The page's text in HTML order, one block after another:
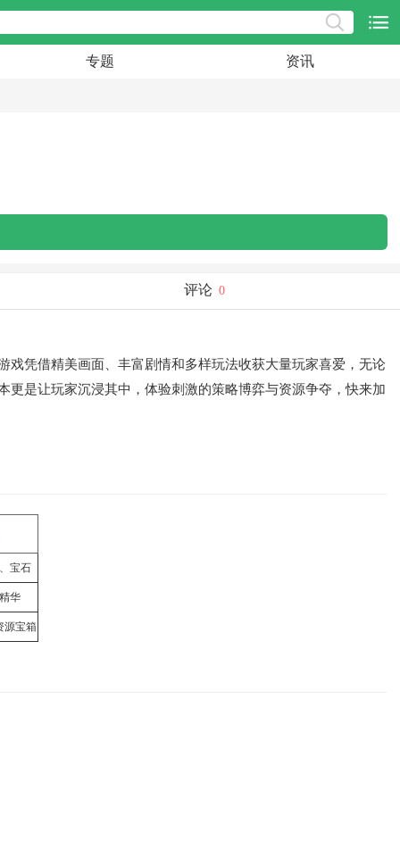
专题 资讯
评论 0
凭借精美画面、丰富剧情和多样玩法收获大量玩家喜爱，无论
是让玩家沉浸其中，体验刺激的策略博弈与资源争夺，快来加
宝石
华
源宝箱